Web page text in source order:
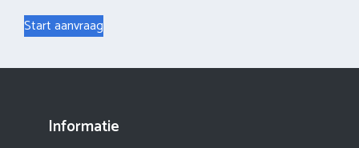
Start aanvraag
Informatie